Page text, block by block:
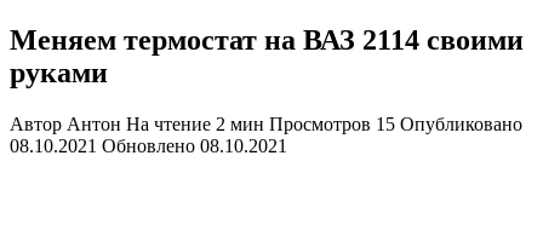
Меняем термостат на ВАЗ 2114 своими
руками
Автор Антон На чтение 2 мин Просмотров 15 Опубликовано
08.10.2021 Обновлено 08.10.2021